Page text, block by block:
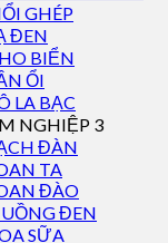
GHÉP
ĐEN
BIỂN
ỔI
LA BẠC
NGHIỆP 3
ĐÀN
TA
ĐÀO
ĐEN
SỮA